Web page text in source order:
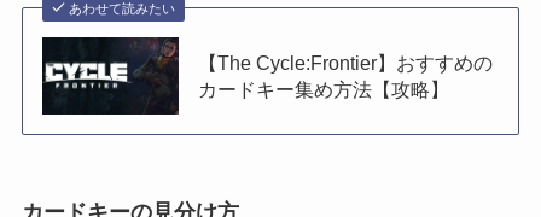
あわせて読みたい
【The Cycle:Frontier】おすすめの
カードキー集め方法【攻略】